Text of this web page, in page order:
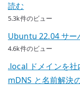
読む
5.3k件のビュー
Ubuntu 22.04 サー
4.6k件のビュー
.local ドメインを
mDNS と名前解決